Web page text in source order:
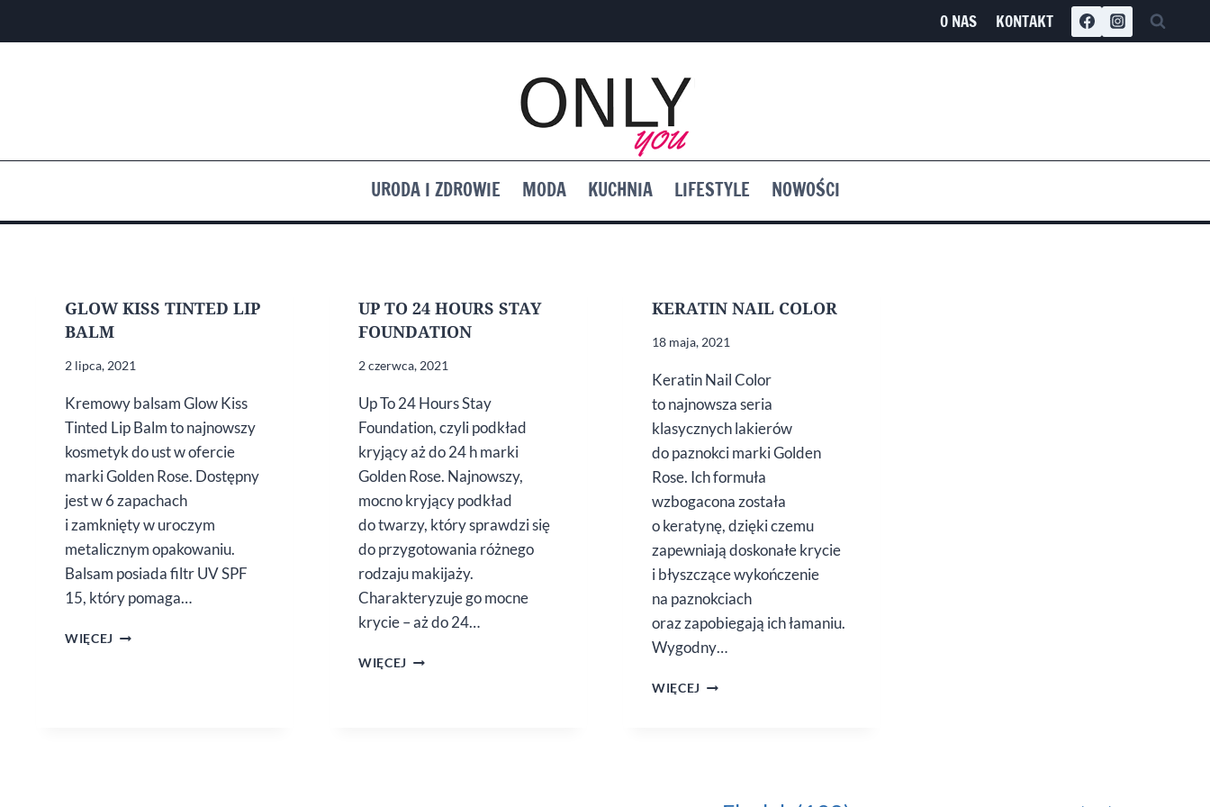
O NAS KONTAKT
URODA I ZDROWIE MODA KUCHNIA LIFESTYLE NOWOŚCI
GLOW KISS TINTED LIP
BALM
2 lipca, 2021
Kremowy balsam Glow Kiss
Tinted Lip Balm to najnowszy
kosmetyk do ust w ofercie
marki Golden Rose. Dostępny
jest w 6 zapachach
i zamknięty w uroczym
metalicznym opakowaniu.
Balsam posiada filtr UV SPF
15, który pomaga…
WIĘCEJ GLOW
UP TO 24 HOURS STAY
FOUNDATION
2 czerwca, 2021
Up To 24 Hours Stay
Foundation, czyli podkład
kryjący aż do 24 h marki
Golden Rose. Najnowszy,
mocno kryjący podkład
do twarzy, który sprawdzi się
do przygotowania różnego
rodzaju makijaży.
Charakteryzuje go mocne
krycie – aż do 24…
WIĘCEJ UP
KERATIN NAIL COLOR
18 maja, 2021
Keratin Nail Color
to najnowsza seria
klasycznych lakierów
do paznokci marki Golden
Rose. Ich formuła
wzbogacona została
o keratynę, dzięki czemu
zapewniają doskonałe krycie
i błyszczące wykończenie
na paznokciach
oraz zapobiegają ich łamaniu.
Wygodny…
WIĘCEJ KERATIN